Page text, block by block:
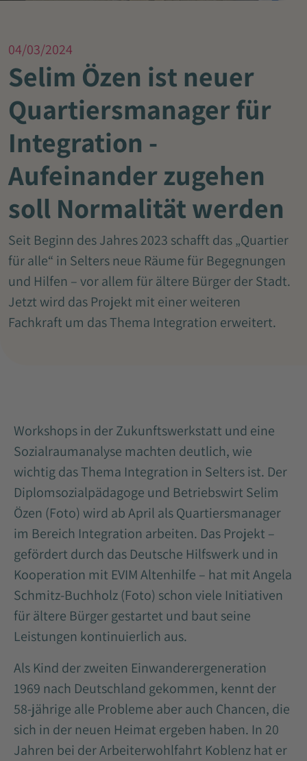
04/03/2024
Selim Özen ist neuer
Quartiersmanager für
Integration -
Aufeinander zugehen
soll Normalität werden
Seit Beginn des Jahres 2023 schafft das „Quartier
für alle“ in Selters neue Räume für Begegnungen
und Hilfen – vor allem für ältere Bürger der Stadt.
Jetzt wird das Projekt mit einer weiteren
Fachkraft um das Thema Integration erweitert.
Workshops in der Zukunftswerkstatt und eine
Sozialraumanalyse machten deutlich, wie
wichtig das Thema Integration in Selters ist. Der
Diplomsozialpädagoge und Betriebswirt Selim
Özen (Foto) wird ab April als Quartiersmanager
im Bereich Integration arbeiten. Das Projekt –
gefördert durch das Deutsche Hilfswerk und in
Kooperation mit EVIM Altenhilfe – hat mit Angela
Schmitz-Buchholz (Foto) schon viele Initiativen
für ältere Bürger gestartet und baut seine
Leistungen kontinuierlich aus.
Als Kind der zweiten Einwanderergeneration
1969 nach Deutschland gekommen, kennt der
58-jährige alle Probleme aber auch Chancen, die
sich in der neuen Heimat ergeben haben. In 20
Jahren bei der Arbeiterwohlfahrt Koblenz hat er